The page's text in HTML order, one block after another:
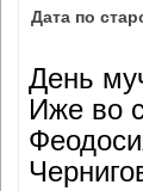
Дата по
День
Иже во